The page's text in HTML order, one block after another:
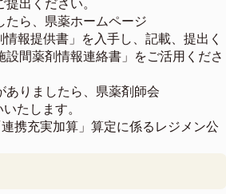
出ください。
ら、県薬ホームページ
報提供書」を入手し、記載、提出く
間薬剤情報連絡書」をご活用くださ
りましたら、県薬剤師会
たします。
携充実加算」算定に係るレジメン公